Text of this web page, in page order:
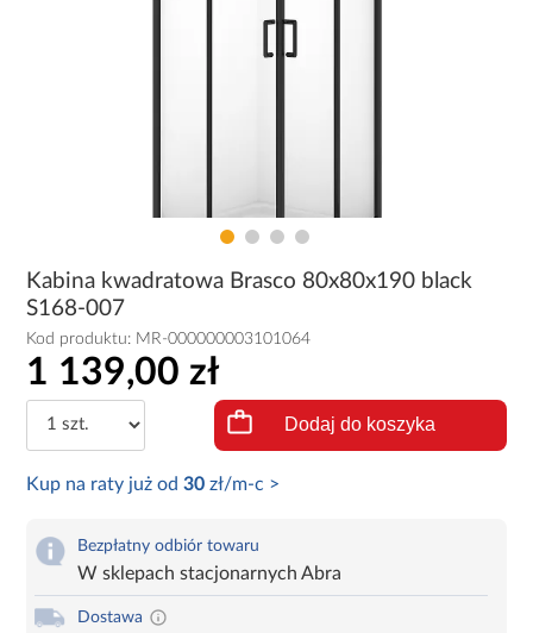
Kabina kwadratowa Brasco 80x80x190 black
S168-007
Kod produktu: MR-000000003101064
1 139,00 zł
Dodaj do koszyka
Kup na raty już od30 zł/m-c >
Bezpłatny odbiór towaru
W sklepach stacjonarnych Abra
Dostawa